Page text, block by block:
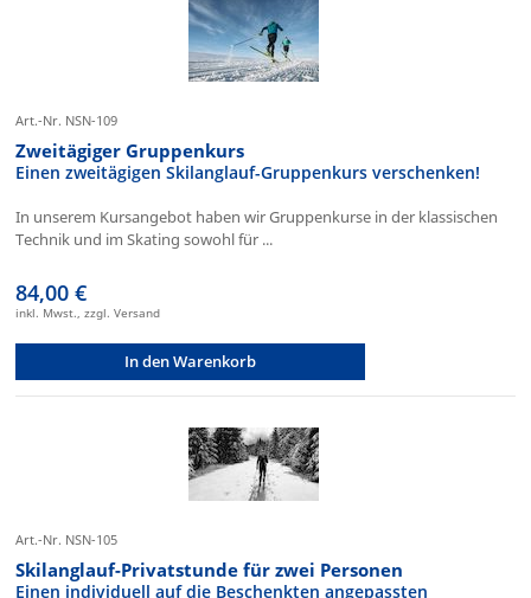
Art.-Nr. NSN-109
Zweitägiger Gruppenkurs
Einen zweitägigen Skilanglauf-Gruppenkurs verschenken!
In unserem Kursangebot haben wir Gruppenkurse in der klassischen
Technik und im Skating sowohl für ...
84,00 €
inkl. Mwst., zzgl. Versand
In den Warenkorb
Art.-Nr. NSN-105
Skilanglauf-Privatstunde für zwei Personen
Einen individuell auf die Beschenkten angepassten